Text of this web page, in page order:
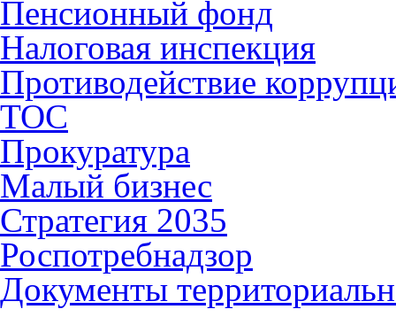
Пенсионный фонд
Налоговая инспекция
Противодействие
ТОС
Прокуратура
Малый бизнес
Стратегия 2035
Роспотребнадзор
Документы